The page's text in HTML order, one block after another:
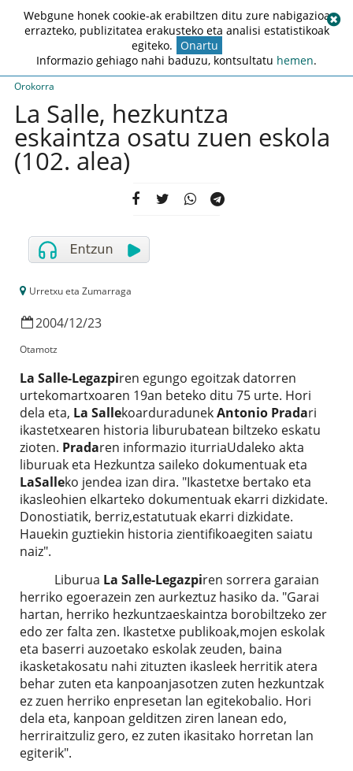
Orokorra
La Salle, hezkuntza
eskaintza osatu zuen eskola
(102. alea)
Urretxu eta Zumarraga
2004/12/23
Otamotz
La Salle-Legazpiren egungo egoitzak datorren
urtekomartxoaren 19an beteko ditu 75 urte. Hori
dela eta, La SallekoarduradunekAntonio Pradari
ikastetxearen historia liburubatean biltzeko eskatu
zioten. Pradaren informazio iturriaUdaleko akta
liburuak eta Hezkuntza saileko dokumentuak eta
LaSalleko jendea izan dira. "Ikastetxe bertako eta
ikasleohien elkarteko dokumentuak ekarri dizkidate.
Donostiatik, berriz,estatutuak ekarri dizkidate.
Hauekin guztiekin historia zientifikoaegiten saiatu
naiz".
Liburua La Salle-Legazpiren sorrera garaian
herriko egoerazein zen aurkeztuz hasiko da. "Garai
hartan, herriko hezkuntzaeskaintza borobiltzeko zer
edo zer falta zen. Ikastetxe publikoak,mojen eskolak
eta baserri auzoetako eskolak zeuden, baina
ikasketakosatu nahi zituzten ikasleek herritik atera
behar zuten eta kanpoanjasotzen zuten hezkuntzak
ez zuen herriko enpresetan lan egitekobalio. Hori
dela eta, kanpoan gelditzen ziren lanean edo,
herriraitzuliz gero, ez zuten ikasitako horretan lan
egiterik".
Webgune honek cookie-ak erabiltzen ditu zure nabigazioa
errazteko, publizitatea erakusteko eta analisi estatistikoak
egiteko. Onartu
Informazio gehiago nahi baduzu, kontsultatu hemen.